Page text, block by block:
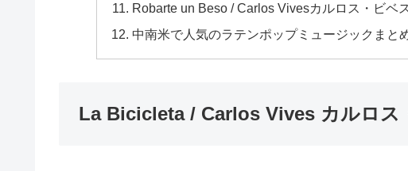
Robarte un Beso / Carlos Vivesカルロス・ビベ
中南米で人気のラテンポップミュージックまと
La Bicicleta / Carlos Vives カルロス